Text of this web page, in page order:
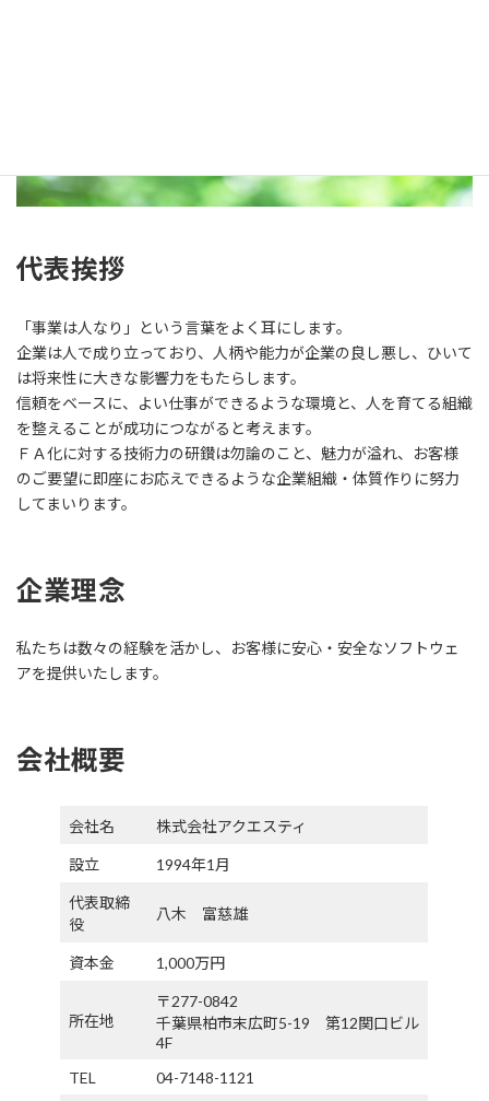
代表挨拶
「事業は人なり」という言葉をよく耳にします。
企業は人で成り立っており、人柄や能力が企業の良し悪し、ひいて
は将来性に大きな影響力をもたらします。
信頼をベースに、よい仕事ができるような環境と、人を育てる組織
を整えることが成功につながると考えます。
ＦＡ化に対する技術力の研鑚は勿論のこと、魅力が溢れ、お客様
のご要望に即座にお応えできるような企業組織・体質作りに努力
してまいります。
企業理念
私たちは数々の経験を活かし、お客様に安心・安全なソフトウェ
アを提供いたします。
会社概要
会社名 株式会社アクエスティ
設立 1994年1月
代表取締
役
八木 富慈雄
資本金 1,000万円
所在地
〒277-0842
千葉県柏市末広町5-19 第12関口ビル
4F
TEL
04-7148-1121